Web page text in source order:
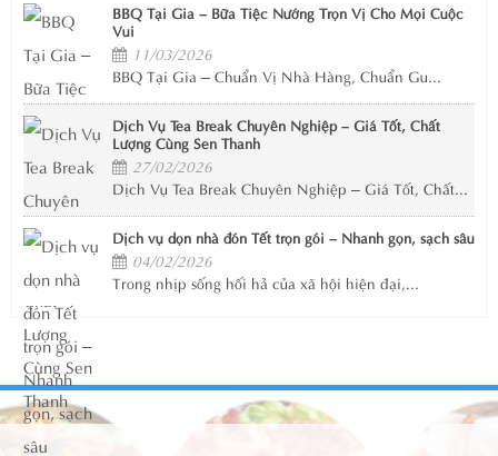
BBQ Tại Gia – Bữa Tiệc Nướng Trọn Vị Cho Mọi Cuộc
Vui
11/03/2026
BBQ Tại Gia – Chuẩn Vị Nhà Hàng, Chuẩn Gu...
Dịch Vụ Tea Break Chuyên Nghiệp – Giá Tốt, Chất
Lượng Cùng Sen Thanh
27/02/2026
Dịch Vụ Tea Break Chuyên Nghiệp – Giá Tốt, Chất...
Dịch vụ dọn nhà đón Tết trọn gói – Nhanh gọn, sạch sâu
04/02/2026
Trong nhịp sống hối hả của xã hội hiện đại,...